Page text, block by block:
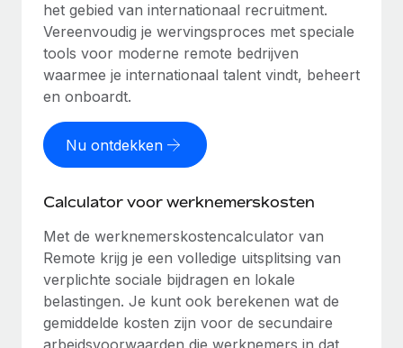
het gebied van internationaal recruitment.
Vereenvoudig je wervingsproces met speciale
tools voor moderne remote bedrijven
waarmee je internationaal talent vindt, beheert
en onboardt.
Nu ontdekken
Calculator voor werknemerskosten
Met de werknemerskostencalculator van
Remote krijg je een volledige uitsplitsing van
verplichte sociale bijdragen en lokale
belastingen. Je kunt ook berekenen wat de
gemiddelde kosten zijn voor de secundaire
arbeidsvoorwaarden die werknemers in dat